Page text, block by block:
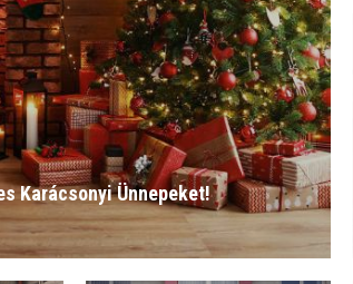
Karácsonyi Ünnepeket!